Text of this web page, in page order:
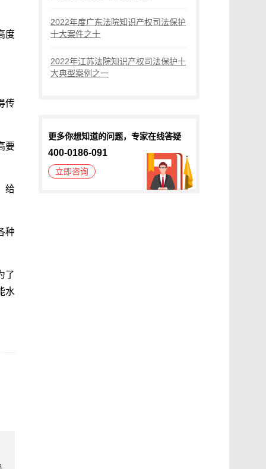
度
传
要
给
种
了
水
2022年度广东法院知识产权司法保护
十大案件之十
2022年江苏法院知识产权司法保护十
大典型案例之一
更多你想知道的问题，专家在线答疑
400-0186-091
立即咨询